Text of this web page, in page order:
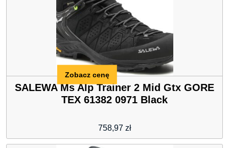
SALEWA Ms Alp Trainer 2 Mid Gtx GORE
TEX 61382 0971 Black
758,97 zł
Zobacz cenę